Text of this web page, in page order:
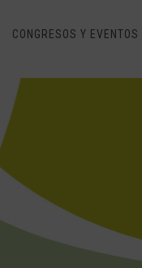
CONGRESOS Y EVENTOS